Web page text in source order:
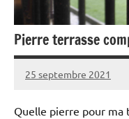
Pierre terrasse
25 septembre 2021
Quelle pierre pour ma